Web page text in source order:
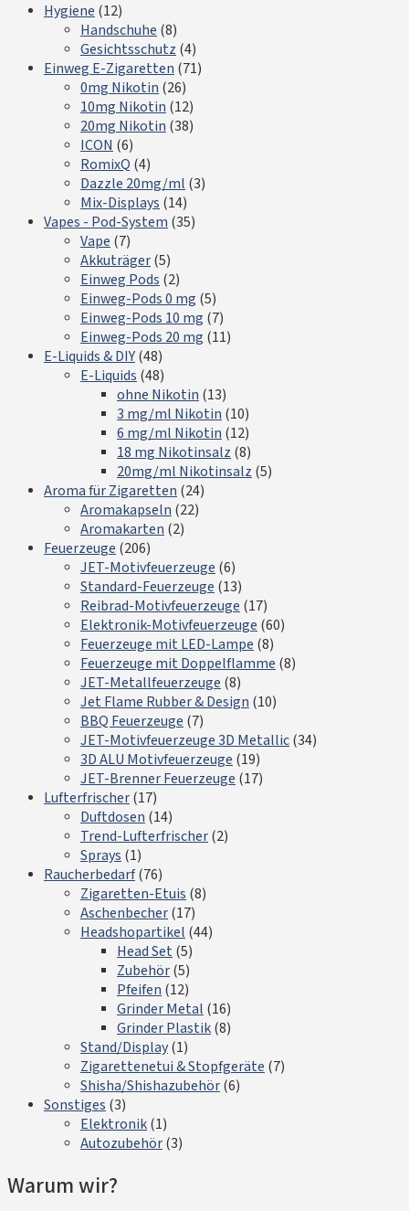
Hygiene (12)
Handschuhe (8)
Gesichtsschutz (4)
Einweg E-Zigaretten (71)
0mg Nikotin (26)
10mg Nikotin (12)
20mg Nikotin (38)
ICON (6)
RomixQ (4)
Dazzle 20mg/ml (3)
Mix-Displays (14)
Vapes - Pod-System (35)
Vape (7)
Akkuträger(5)
Einweg Pods (2)
Einweg-Pods 0 mg (5)
Einweg-Pods 10 mg (7)
Einweg-Pods 20 mg (11)
E-Liquids & DIY(48)
E-Liquids (48)
ohne Nikotin (13)
3 mg/ml Nikotin (10)
6 mg/ml Nikotin (12)
18 mg Nikotinsalz (8)
20mg/ml Nikotinsalz (5)
Aroma für Zigaretten (24)
Aromakapseln (22)
Aromakarten (2)
Feuerzeuge (206)
JET-Motivfeuerzeuge (6)
Standard-Feuerzeuge (13)
Reibrad-Motivfeuerzeuge (17)
Elektronik-Motivfeuerzeuge (60)
Feuerzeuge mit LED-Lampe (8)
Feuerzeuge mit Doppelflamme (8)
JET-Metallfeuerzeuge (8)
Jet Flame Rubber & Design (10)
BBQ Feuerzeuge (7)
JET-Motivfeuerzeuge 3D Metallic(34)
3D ALU Motivfeuerzeuge (19)
JET-Brenner Feuerzeuge (17)
Lufterfrischer(17)
Duftdosen (14)
Trend-Lufterfrischer(2)
Sprays (1)
Raucherbedarf(76)
Zigaretten-Etuis (8)
Aschenbecher(17)
Headshopartikel (44)
Head Set(5)
Zubehör(5)
Pfeifen (12)
Grinder Metal (16)
Grinder Plastik(8)
Stand/Display(1)
Zigarettenetui & Stopfgeräte (7)
Shisha/Shishazubehör(6)
Sonstiges (3)
Elektronik(1)
Autozubehör(3)
Warum wir?